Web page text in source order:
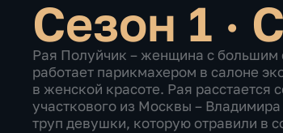
Сезон 1 ·
Рая Полуйчик – женщина с
работает парикмахером в салоне
в женской красоте. Рая
участкового из Москвы –
труп девушки, которую отравили в